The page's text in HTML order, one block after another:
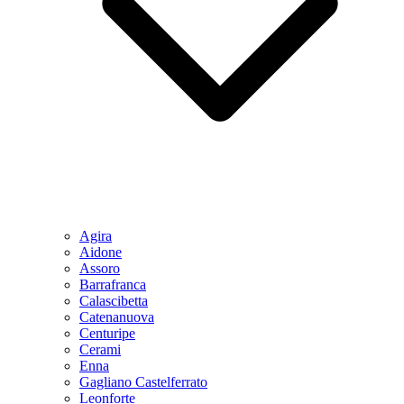
Agira
Aidone
Assoro
Barrafranca
Calascibetta
Catenanuova
Centuripe
Cerami
Enna
Gagliano Castelferrato
Leonforte